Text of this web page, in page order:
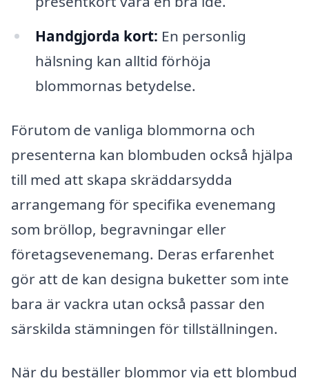
Handgjorda kort: En personlig
hälsning kan alltid förhöja
blommornas betydelse.
Förutom de vanliga blommorna och
presenterna kan blombuden också hjälpa
till med att skapa skräddarsydda
arrangemang för specifika evenemang
som bröllop, begravningar eller
företagsevenemang. Deras erfarenhet
gör att de kan designa buketter som inte
bara är vackra utan också passar den
särskilda stämningen för tillställningen.
När du beställer blommor via ett blombud